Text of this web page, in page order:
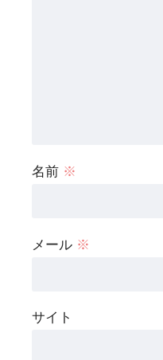
名前 ※
メール ※
サイト